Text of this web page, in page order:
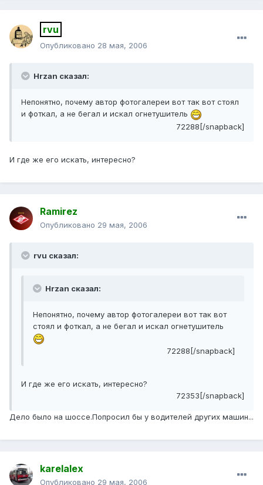
rvu
Опубликовано 28 мая, 2006
Hrzan сказал:
Непонятно, почему автор фотогалереи вот так вот стоял
и фоткал, а не бегал и искал огнетушитель
72288[/snapback]
И где же его искать, интересно?
Ramirez
Опубликовано 29 мая, 2006
rvu сказал:
Hrzan сказал:
Непонятно, почему автор фотогалереи вот так вот
стоял и фоткал, а не бегал и искал огнетушитель
72288[/snapback]
И где же его искать, интересно?
72353[/snapback]
Дело было на шоссе.Попросил бы у водителей других машин...
karelalex
Опубликовано 29 мая, 2006